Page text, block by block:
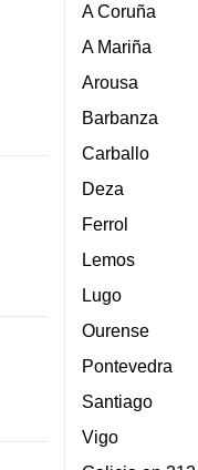
A Coruña
A Mariña
Arousa
Barbanza
Carballo
Deza
Ferrol
Lemos
Lugo
Ourense
Pontevedra
Santiago
Vigo